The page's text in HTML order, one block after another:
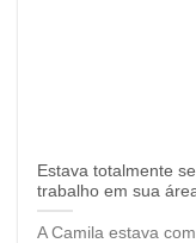
Estava totalmente
trabalho em sua
A Camila estava